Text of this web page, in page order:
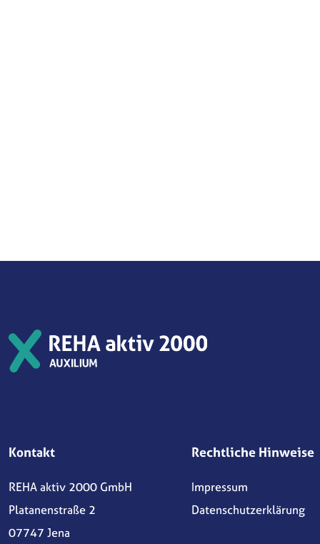
Kontakt
REHA aktiv 2000 GmbH
Platanenstraße 2
07747 Jena
Rechtliche Hinweise
Impressum
Datenschutzerklärung